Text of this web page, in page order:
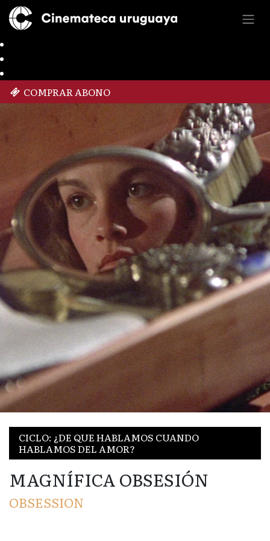
COMPRAR ABONO
CICLO: ¿DE QUE HABLAMOS CUANDO
HABLAMOS DEL AMOR?
MAGNÍFICA OBSESIÓN
OBSESSION